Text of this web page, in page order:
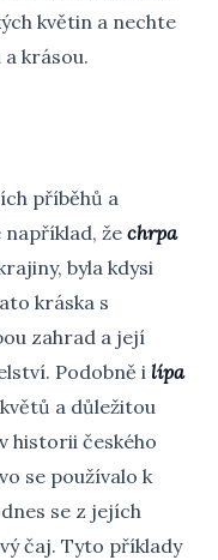
květin a nechte
krásou.
příběhů a
například, žechrpa
byla kdysi
kráska s
zahrad a její
Podobně i lípa
a důležitou
historii českého
se používalo k
se z jejích
čaj. Tyto příklady